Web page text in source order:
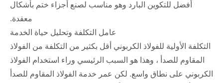
أفضل للتكوين البارد وهو مناسب لصنع أجزاء ختم بأشكال
معقدة.
عامل التكلفة وتحليل حياة الخدمة
التكلفة الأولية للفولاذ الكربوني أقل بكثير من التكلفة من الفولاذ
المقاوم للصدأ ، وهذا هو السبب الرئيسي وراء استخدام الفولاذ
الكربوني على نطاق واسع. لكن عمر خدمة الفولاذ المقاوم للصدأ